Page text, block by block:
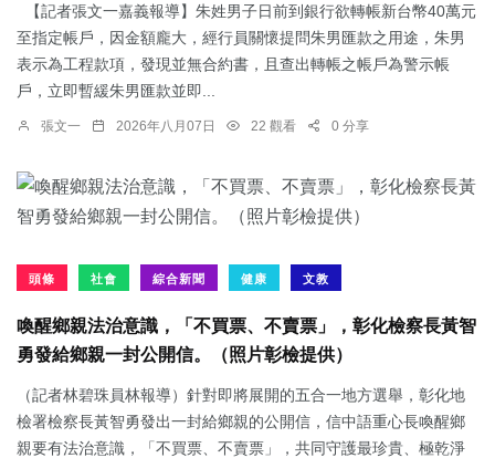
【記者張文一嘉義報導】朱姓男子日前到銀行欲轉帳新台幣40萬元
至指定帳戶，因金額龐大，經行員關懷提問朱男匯款之用途，朱男
表示為工程款項，發現並無合約書，且查出轉帳之帳戶為警示帳
戶，立即暫緩朱男匯款並即...
張文一 2026年八月07日 22 觀看 0 分享
頭條 社會 綜合新聞 健康 文教
喚醒鄉親法治意識，「不買票、不賣票」，彰化檢察長黃智
勇發給鄉親一封公開信。（照片彰檢提供）
（記者林碧珠員林報導）針對即將展開的五合一地方選舉，彰化地
檢署檢察長黃智勇發出一封給鄉親的公開信，信中語重心長喚醒鄉
親要有法治意識，「不買票、不賣票」，共同守護最珍貴、極乾淨